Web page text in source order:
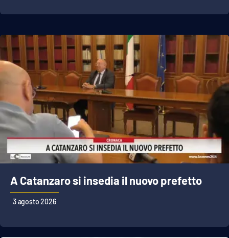
A Catanzaro si insedia il nuovo prefetto
3 agosto 2026